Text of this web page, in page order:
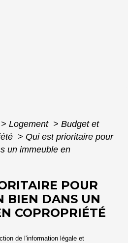
> Logement > Budget et
> Qui est prioritaire pour
un immeuble en
POUR
BIEN DANS UN
COPROPRIÉTÉ
de l'information légale et